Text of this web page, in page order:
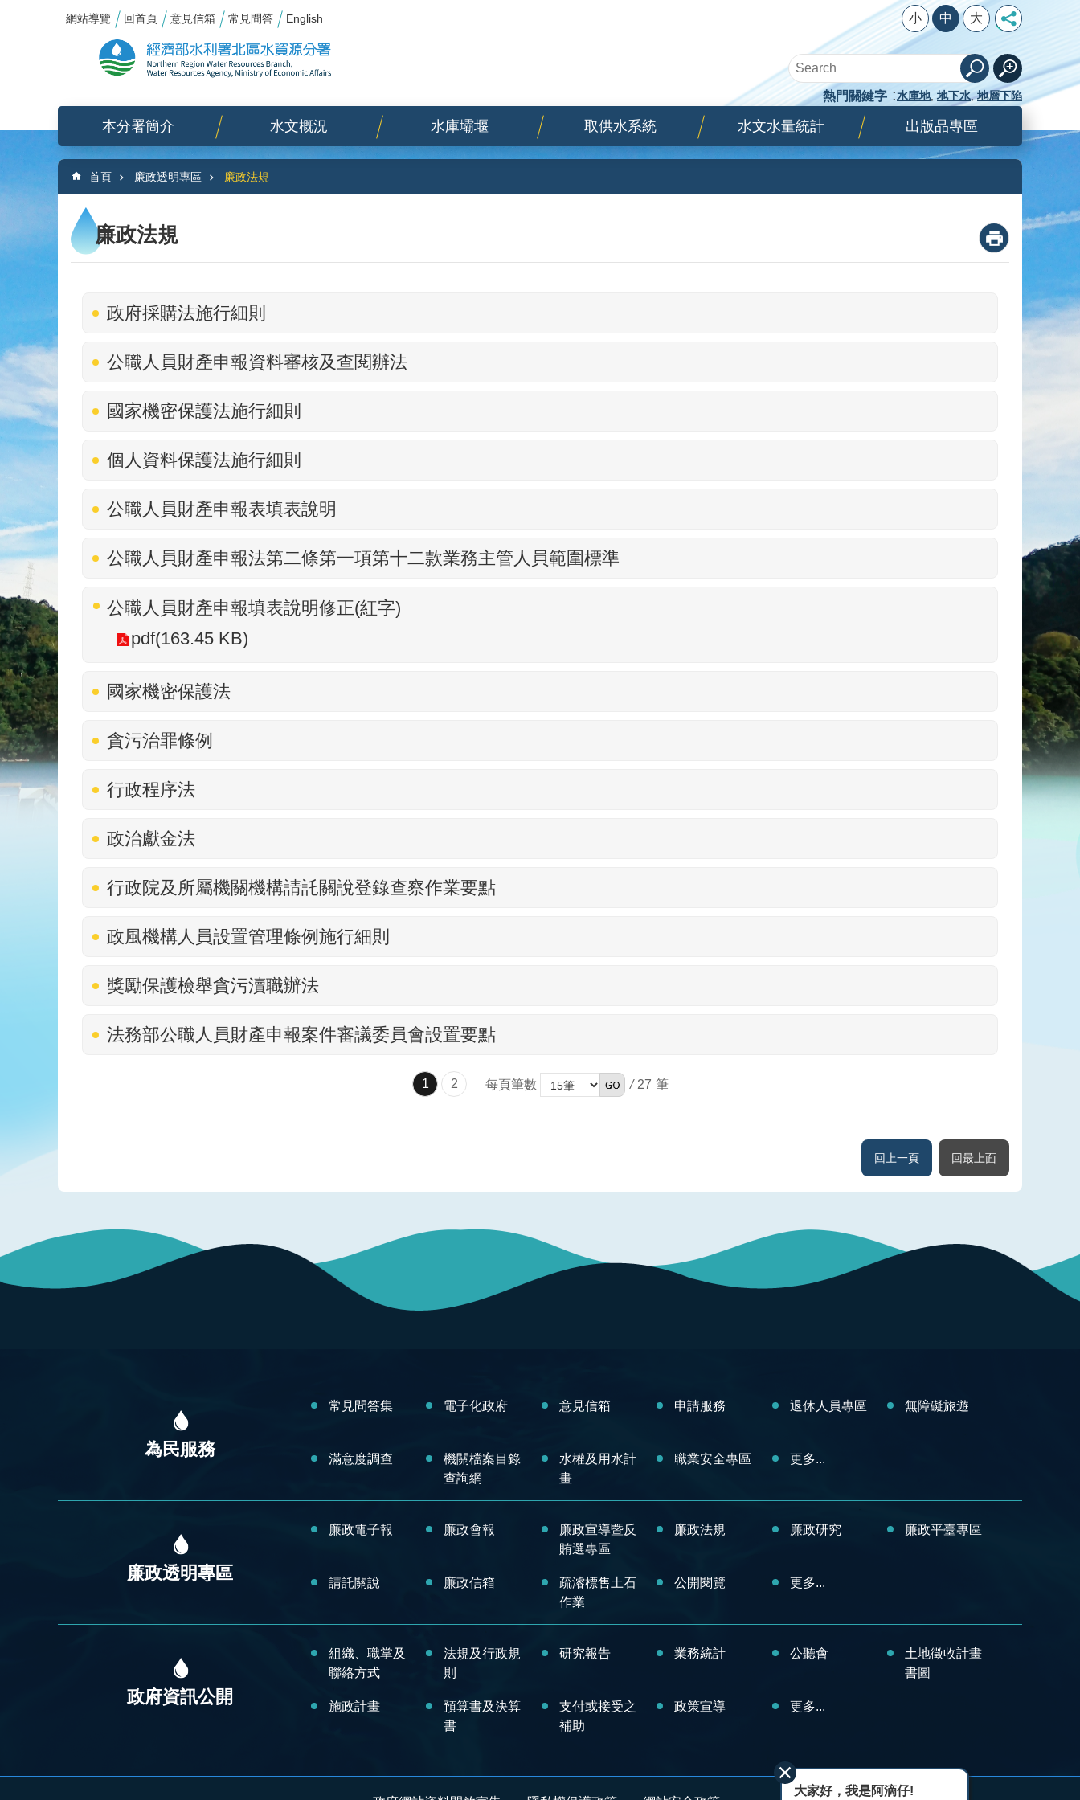
跳到主要內容區塊
網站導覽 回首頁 意見信箱 常見問答 English 小 中 大
熱門關鍵字 水庫地 地下水 地層下陷
本分署簡介 水文概況 水庫壩堰 取供水系統 水文水量統計 出版品專區
:::
首頁 廉政透明專區 廉政法規
廉政法規
政府採購法施行細則
公職人員財產申報資料審核及查閱辦法
國家機密保護法施行細則
個人資料保護法施行細則
公職人員財產申報表填表說明
公職人員財產申報法第二條第一項第十二款業務主管人員範圍標準
公職人員財產申報填表說明修正(紅字)
pdf(163.45 KB)
國家機密保護法
貪污治罪條例
行政程序法
政治獻金法
行政院及所屬機關機構請託關說登錄查察作業要點
政風機構人員設置管理條例施行細則
獎勵保護檢舉貪污瀆職辦法
法務部公職人員財產申報案件審議委員會設置要點
1 2 每頁筆數 / 27
回上一頁 回最上面
為民服務
常見問答集 電子化政府 意見信箱 申請服務 退休人員專區 無障礙旅遊
滿意度調查
機關檔案目錄
查詢網
水權及用水計
畫
職業安全專區 更多...
廉政透明專區
廉政電子報 廉政會報
廉政宣導暨反
賄選專區
廉政法規 廉政研究 廉政平臺專區
請託關說 廉政信箱
疏濬標售土石
作業
公開閱覽 更多...
政府資訊公開
組織、職掌及
聯絡方式
法規及行政規
則
研究報告 業務統計 公聽會
土地徵收計畫
書圖
施政計畫
預算書及決算
書
支付或接受之
補助
政策宣導 更多...
大家好，我是阿滴仔!